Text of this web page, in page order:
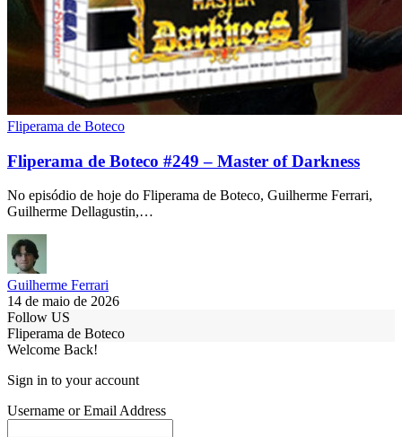
Fliperama de Boteco
Fliperama de Boteco #249 – Master of Darkness
No episódio de hoje do Fliperama de Boteco, Guilherme Ferrari,
Guilherme Dellagustin,…
Guilherme Ferrari
14 de maio de 2026
Follow US
Fliperama de Boteco
Welcome Back!
Sign in to your account
Username or Email Address